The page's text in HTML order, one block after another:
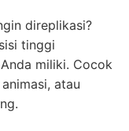
direplikasi?
tinggi
miliki. Cocok
atau